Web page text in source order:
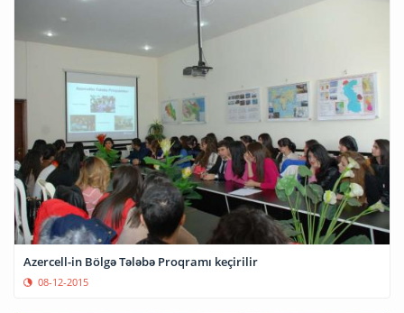
Azercell-in Bölgə Tələbə Proqramı keçirilir
08-12-2015